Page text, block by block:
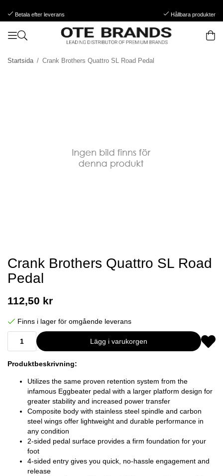
Betala efter leverans Hållbara produkter
Startsida / Crank Brothers Quattro SL Road Pedal
Crank Brothers Quattro SL Road
Pedal
112,50 kr
Finns i lager för omgående leverans
Lägg i varukorgen
Produktbeskrivning:
Utilizes the same proven retention system from the
infamous Eggbeater pedal with a larger platform design for
greater stability and increased power transfer
Composite body with stainless steel spindle and carbon
steel wings offer lightweight and durable performance in
any condition
2-sided pedal surface provides a firm foundation for your
foot
4-sided entry gives you quick, no-hassle engagement and
release